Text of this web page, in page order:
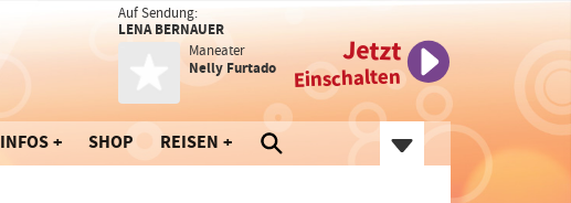
Auf Sendung:
LENA BERNAUER
Maneater
Nelly Furtado
Jetzt
Einschalten
INFOS SHOP REISEN